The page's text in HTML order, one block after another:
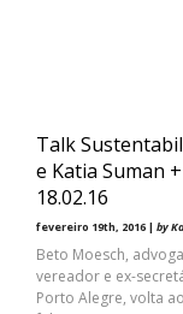
Talk
e Katia Suman
18.02.16
fevereiro 19th, 2016 | by
Beto Moesch,
vereador e ex-
Porto Alegre, volta